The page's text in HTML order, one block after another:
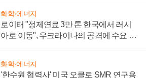
화학·에너지
로이터 "정제연료 3만 톤 한국에서 러시
아로 이동", 우크라이나의 공격에 수요 늘
화학·에너지
'한수원 협력사' 미국 오클로 SMR 연구용